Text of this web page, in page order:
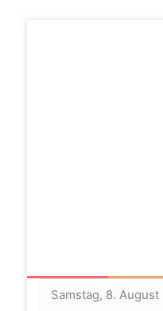
Samstag, 8. August